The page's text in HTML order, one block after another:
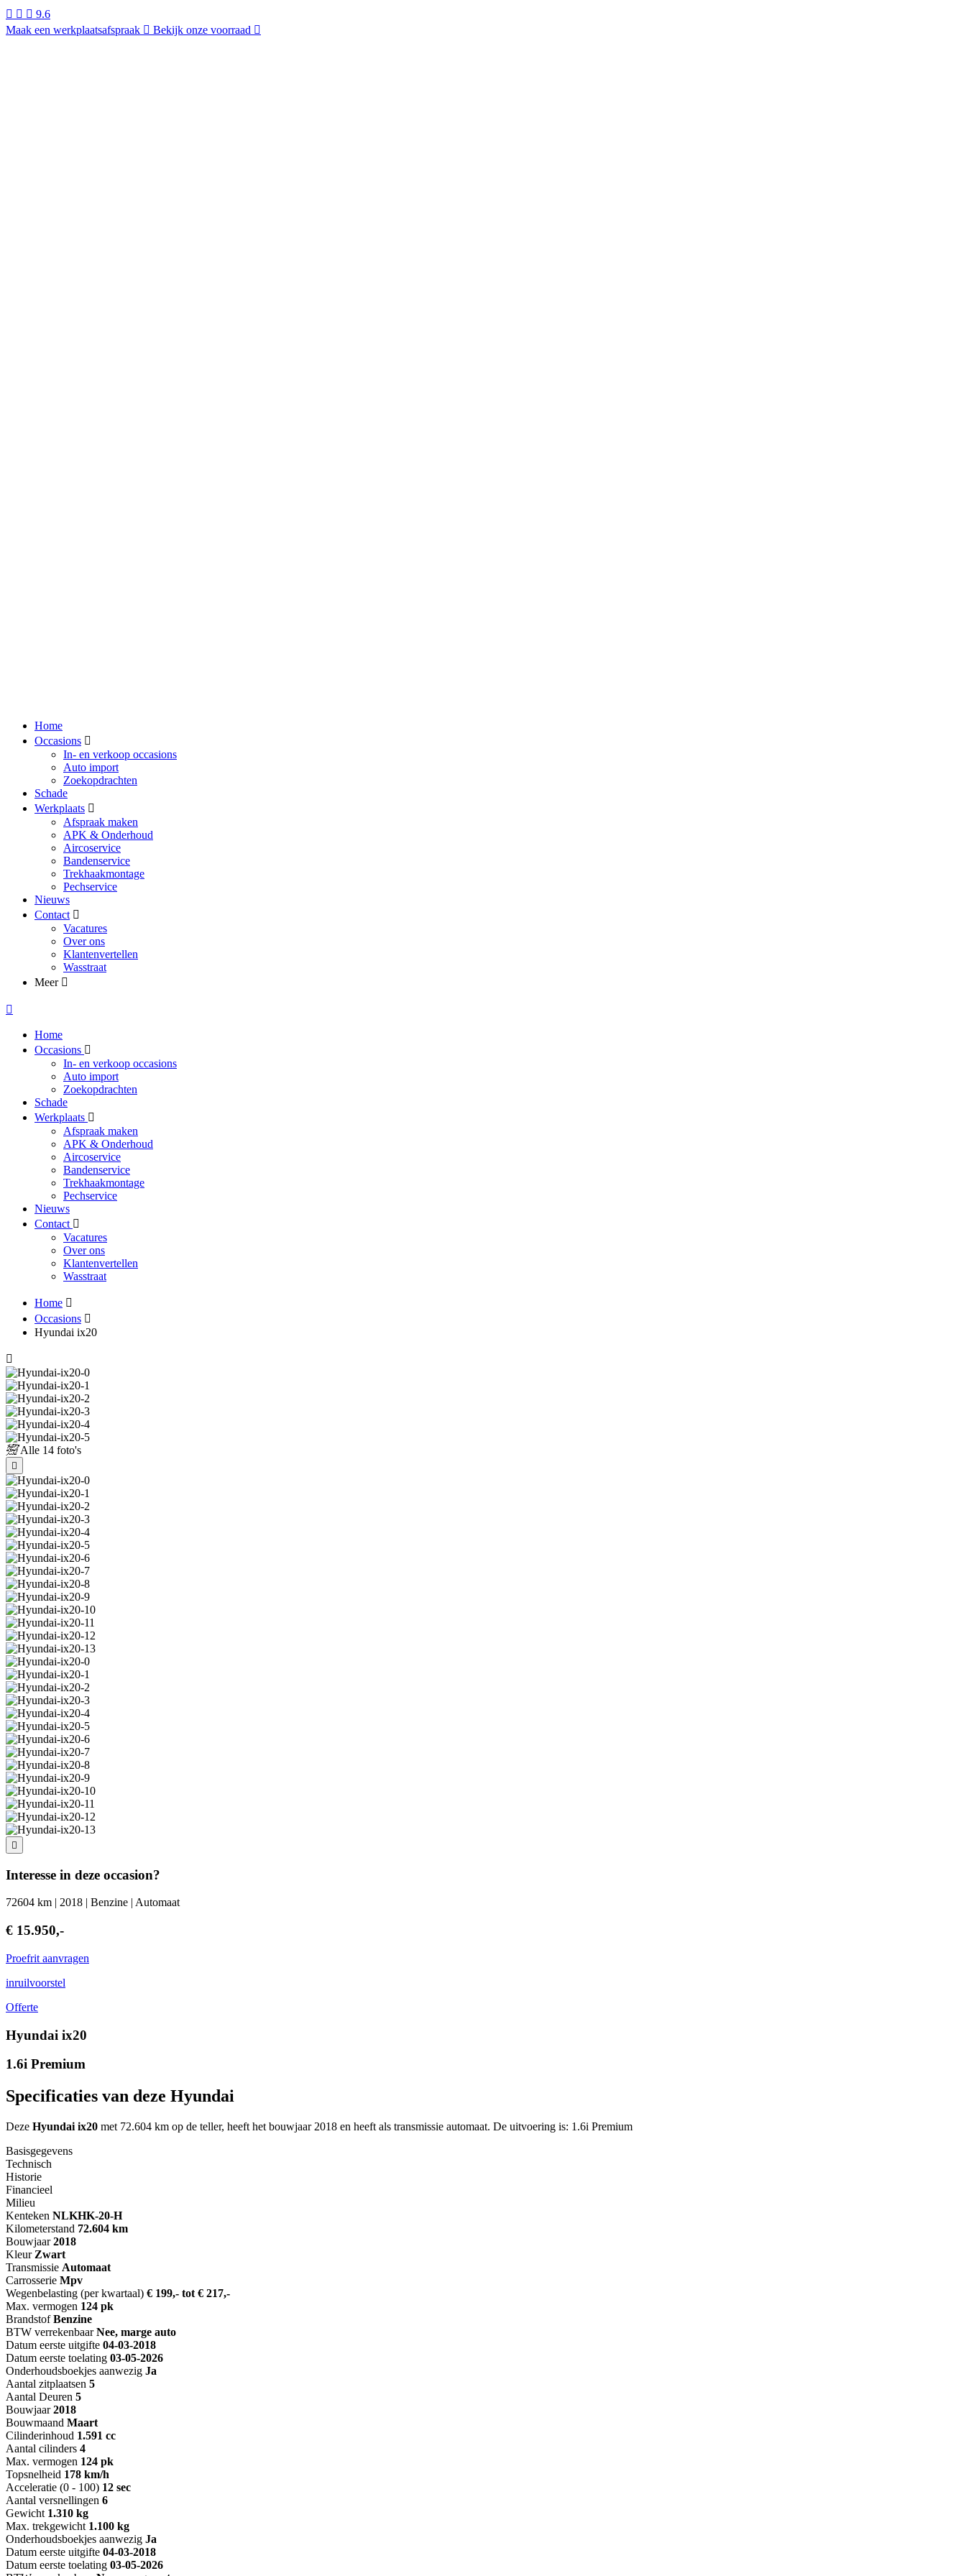
9.6
Maak een werkplaatsafspraak
Bekijk onze voorraad
Home
Occasions
In- en verkoop occasions
Auto import
Zoekopdrachten
Schade
Werkplaats
Afspraak maken
APK & Onderhoud
Aircoservice
Bandenservice
Trekhaakmontage
Pechservice
Nieuws
Contact
Vacatures
Over ons
Klantenvertellen
Wasstraat
Meer
Home
Occasions
In- en verkoop occasions
Auto import
Zoekopdrachten
Schade
Werkplaats
Afspraak maken
APK & Onderhoud
Aircoservice
Bandenservice
Trekhaakmontage
Pechservice
Nieuws
Contact
Vacatures
Over ons
Klantenvertellen
Wasstraat
Home
Occasions
Hyundai ix20
Alle 14 foto's
Interesse in deze occasion?
72604 km | 2018 | Benzine | Automaat
€ 15.950,-
Proefrit aanvragen
inruilvoorstel
Offerte
Hyundai ix20
1.6i Premium
Specificaties van deze Hyundai
Deze Hyundai ix20 met 72.604 km op de teller, heeft het bouwjaar 2018 en heeft als transmissie automaat. De uitvoering is: 1.6i Premium
Basisgegevens
Technisch
Historie
Financieel
Milieu
Kenteken NLKHK-20-H
Kilometerstand 72.604 km
Bouwjaar 2018
Kleur Zwart
Transmissie Automaat
Carrosserie Mpv
Wegenbelasting (per kwartaal) € 199,- tot € 217,-
Max. vermogen 124 pk
Brandstof Benzine
BTW verrekenbaar Nee, marge auto
Datum eerste uitgifte 04-03-2018
Datum eerste toelating 03-05-2026
Onderhoudsboekjes aanwezig Ja
Aantal zitplaatsen 5
Aantal Deuren 5
Bouwjaar 2018
Bouwmaand Maart
Cilinderinhoud 1.591 cc
Aantal cilinders 4
Max. vermogen 124 pk
Topsnelheid 178 km/h
Acceleratie (0 - 100) 12 sec
Aantal versnellingen 6
Gewicht 1.310 kg
Max. trekgewicht 1.100 kg
Onderhoudsboekjes aanwezig Ja
Datum eerste uitgifte 04-03-2018
Datum eerste toelating 03-05-2026